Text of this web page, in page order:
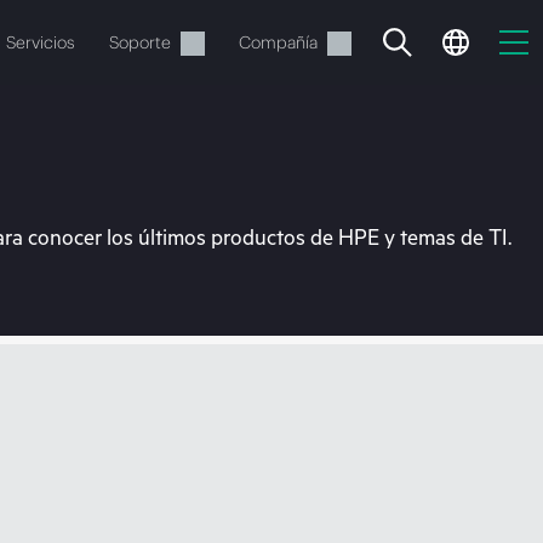
Servicios Soporte Compañía
conocer los últimos productos de HPE y temas de TI.